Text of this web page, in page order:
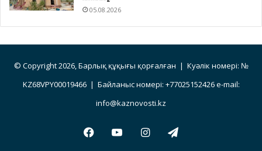
05.08.2026
© Copyright 2026, Барлық құқығы қорғалған | Куәлік номері: №
KZ68VPY00019466 | Байланыс номері: +77025152426 e-mail:
info@kaznovosti.kz
Facebook
YouTubeInstagramTelegram